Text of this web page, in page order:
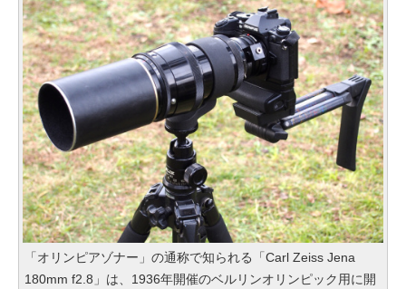
「オリンピアゾナー」の通称で知られる「Carl Zeiss Jena
180mm f2.8」は、1936年開催のベルリンオリンピック用に開